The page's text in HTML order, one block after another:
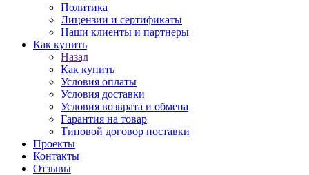
Политика
Лицензии и сертификаты
Наши клиенты и партнеры
Как купить
Назад
Как купить
Условия оплаты
Условия доставки
Условия возврата и обмена
Гарантия на товар
Типовой договор поставки
Проекты
Контакты
Отзывы